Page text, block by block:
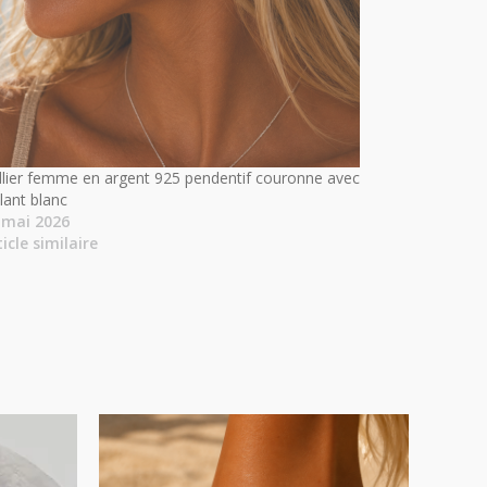
femme en argent 925 pendentif couronne avec
blanc
2026
similaire